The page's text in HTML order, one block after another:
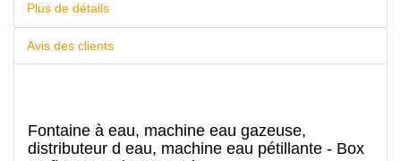
Plus de détails
Avis des clients
Fontaine à eau, machine eau gazeuse,
distributeur d eau, machine eau pétillante - Box